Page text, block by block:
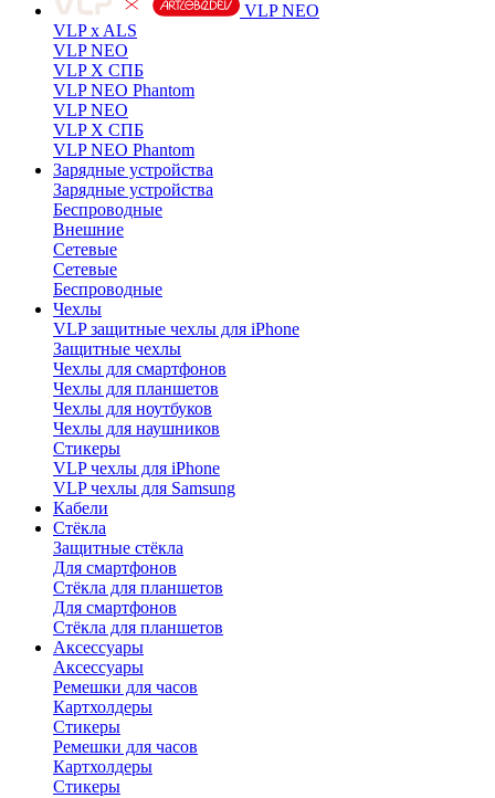
VLP NEO
VLP x ALS
VLP NEO
VLP X СПБ
VLP NEO Phantom
VLP NEO
VLP X СПБ
VLP NEO Phantom
Зарядные устройства
Зарядные устройства
Беспроводные
Внешние
Сетевые
Сетевые
Беспроводные
Чехлы
VLP защитные чехлы для iPhone
Защитные чехлы
Чехлы для смартфонов
Чехлы для планшетов
Чехлы для ноутбуков
Чехлы для наушников
Стикеры
VLP чехлы для iPhone
VLP чехлы для Samsung
Кабели
Стёкла
Защитные стёкла
Для смартфонов
Стёкла для планшетов
Для смартфонов
Стёкла для планшетов
Аксессуары
Аксессуары
Ремешки для часов
Картхолдеры
Стикеры
Ремешки для часов
Картхолдеры
Стикеры